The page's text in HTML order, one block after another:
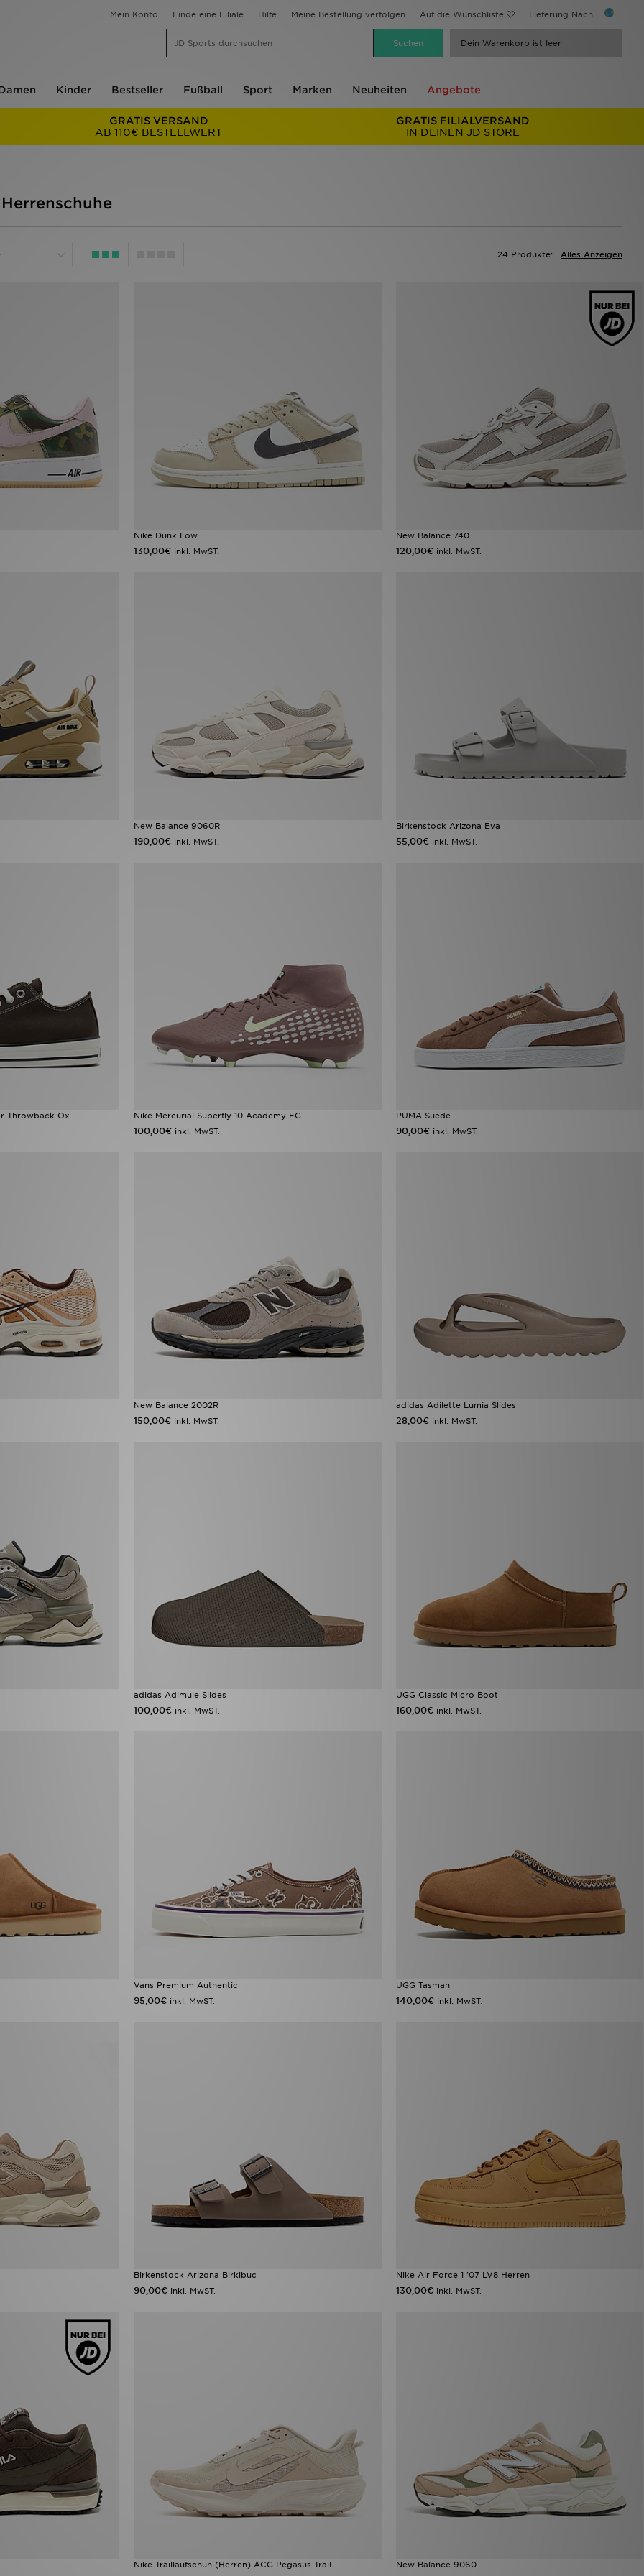
Mein Konto Finde eine Filiale Hilfe Meine Bestellung verfolgen Auf die Wunschliste Lieferung Nach...
Dein Warenkorb ist leer
Kinder Bestseller Fußball Sport Marken Neuheiten Angebote
GRATIS VERSAND
AB 110€ BESTELLWERT
GRATIS FILIALVERSAND
IN DEINEN JD STORE
Alles Anzeigen
24 Produkte:
Nike Dunk Low
130,00€ inkl. MwST.
New Balance 740
120,00€ inkl. MwST.
New Balance 9060R
190,00€ inkl. MwST.
Birkenstock Arizona Eva
55,00€ inkl. MwST.
Throwback Ox Nike Mercurial Superfly 10 Academy FG
100,00€ inkl. MwST.
PUMA Suede
90,00€ inkl. MwST.
New Balance 2002R
150,00€ inkl. MwST.
adidas Adilette Lumia Slides
28,00€ inkl. MwST.
adidas Adimule Slides
100,00€ inkl. MwST.
UGG Classic Micro Boot
160,00€ inkl. MwST.
Vans Premium Authentic
95,00€ inkl. MwST.
UGG Tasman
140,00€ inkl. MwST.
Birkenstock Arizona Birkibuc
90,00€ inkl. MwST.
Nike Air Force 1 '07 LV8 Herren
130,00€ inkl. MwST.
Nike Traillaufschuh (Herren) ACG Pegasus Trail New Balance 9060